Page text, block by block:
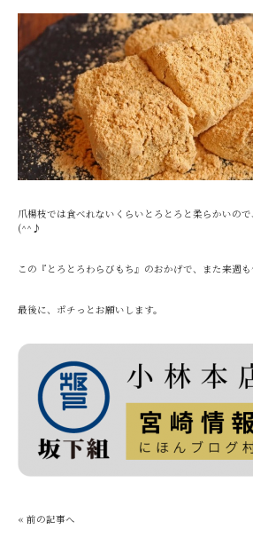
爪楊枝では食べれないくらいとろとろと柔らかいの
(^^♪
この『とろとろわらびもち』のおかげで、また来週
最後に、ポチっとお願いします。
« 前の記事へ